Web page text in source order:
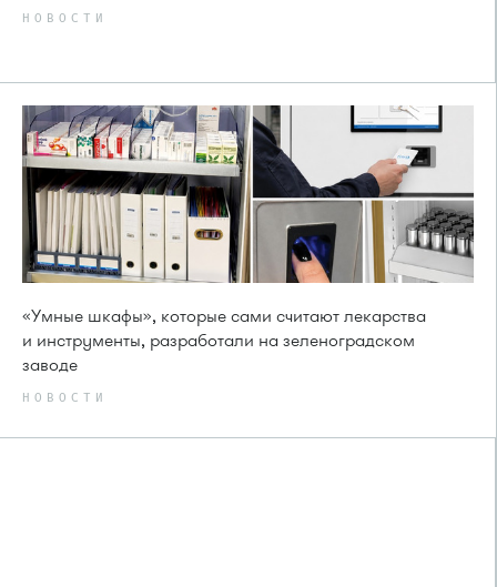
НОВОСТИ
«Умные шкафы», которые сами считают лекарства
и инструменты, разработали на зеленоградском
заводе
НОВОСТИ